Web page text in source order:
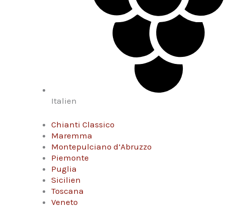
Italien
Chianti Classico
Maremma
Montepulciano d’Abruzzo
Piemonte
Puglia
Sicilien
Toscana
Veneto